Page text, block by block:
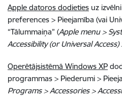
Apple datoros dodieties uz
preferences > Pieejamība (vai
“Tālummaiņa” (Apple menu >
Accessibility (or Universal
Operētājsistēmā Windows XP
programmas > Piederumi >
Programs > Accessories >